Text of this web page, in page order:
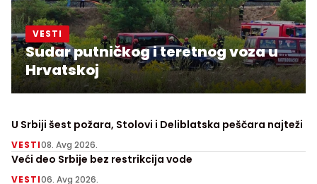
VESTI
Sudar putničkog i teretnog voza u
Hrvatskoj
U Srbiji šest požara, Stolovi i Deliblatska peščara najteži
VESTI08. Avg 2026.
Veći deo Srbije bez restrikcija vode
VESTI06. Avg 2026.